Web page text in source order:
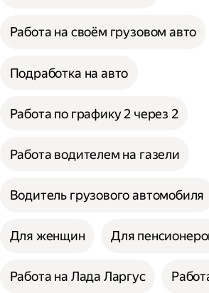
Работа на своём грузовом авто
Подработка на авто
Работа по графику 2 через 2
Работа водителем на газели
Водитель грузового автомобиля
Для женщин Для
Работа на Лада Ларгус